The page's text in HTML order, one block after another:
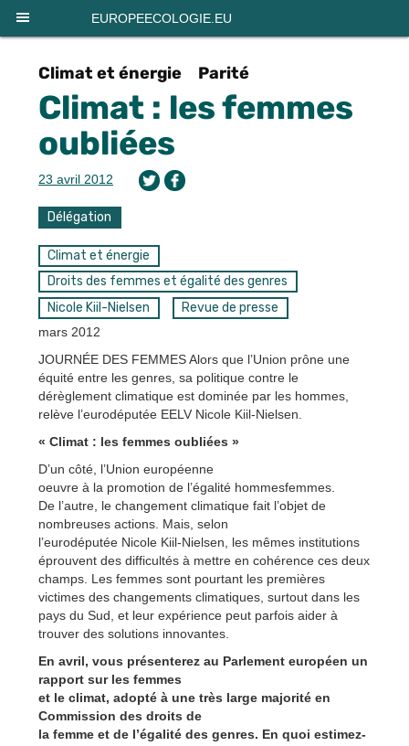
EUROPEECOLOGIE.EU
Climat et énergie Parité
Climat : les femmes
oubliées
23 avril 2012
Délégation
Climat et énergie
Droits des femmes et égalité des genres
Nicole Kiil-Nielsen
Revue de presse
mars 2012
JOURNÉE DES FEMMES Alors que l’Union prône une
équité entre les genres, sa politique contre le
dérèglement climatique est dominée par les hommes,
relève l’eurodéputée EELV Nicole Kiil-Nielsen.
« Climat : les femmes oubliées »
D’un côté, l’Union européenne
oeuvre à la promotion de l’égalité hommesfemmes.
De l’autre, le changement climatique fait l’objet de
nombreuses actions. Mais, selon
l’eurodéputée Nicole Kiil-Nielsen, les mêmes institutions
éprouvent des difficultés à mettre en cohérence ces deux
champs. Les femmes sont pourtant les premières
victimes des changements climatiques, surtout dans les
pays du Sud, et leur expérience peut parfois aider à
trouver des solutions innovantes.
En avril, vous présenterez au Parlement européen un
rapport sur les femmes
et le climat, adopté à une très large majorité en
Commission des droits de
la femme et de l’égalité des genres. En quoi estimez-